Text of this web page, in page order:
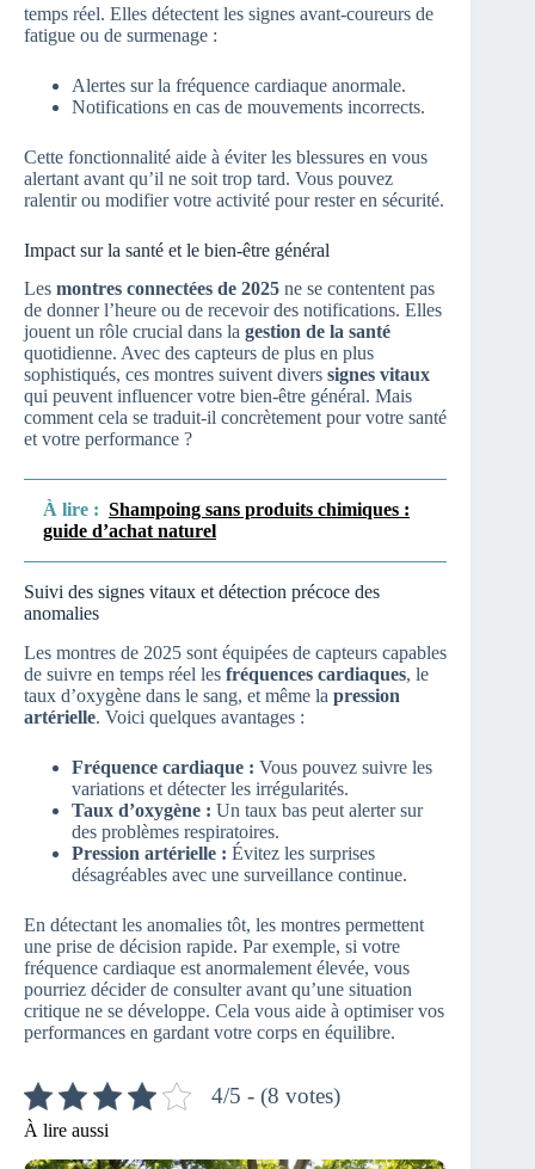
temps réel. Elles détectent les signes avant-coureurs de
fatigue ou de surmenage :
Alertes sur la fréquence cardiaque anormale.
Notifications en cas de mouvements incorrects.
Cette fonctionnalité aide à éviter les blessures en vous
alertant avant qu’il ne soit trop tard. Vous pouvez
ralentir ou modifier votre activité pour rester en sécurité.
Impact sur la santé et le bien-être général
Les montres connectées de 2025 ne se contentent pas
de donner l’heure ou de recevoir des notifications. Elles
jouent un rôle crucial dans la gestion de la santé
quotidienne. Avec des capteurs de plus en plus
sophistiqués, ces montres suivent divers signes vitaux
qui peuvent influencer votre bien-être général. Mais
comment cela se traduit-il concrètement pour votre santé
et votre performance ?
À lire : Shampoing sans produits chimiques :
guide d’achat naturel
Suivi des signes vitaux et détection précoce des
anomalies
Les montres de 2025 sont équipées de capteurs capables
de suivre en temps réel les fréquences cardiaques, le
taux d’oxygène dans le sang, et même la pression
artérielle. Voici quelques avantages :
Fréquence cardiaque : Vous pouvez suivre les
variations et détecter les irrégularités.
Taux d’oxygène : Un taux bas peut alerter sur
des problèmes respiratoires.
Pression artérielle : Évitez les surprises
désagréables avec une surveillance continue.
En détectant les anomalies tôt, les montres permettent
une prise de décision rapide. Par exemple, si votre
fréquence cardiaque est anormalement élevée, vous
pourriez décider de consulter avant qu’une situation
critique ne se développe. Cela vous aide à optimiser vos
performances en gardant votre corps en équilibre.
4/5 - (8 votes)
À lire aussi